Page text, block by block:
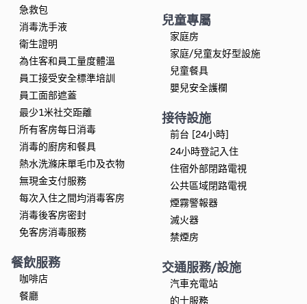
急救包
消毒洗手液
衛生證明
為住客和員工量度體溫
員工接受安全標準培訓
員工面部遮蓋
最少1米社交距離
所有客房每日消毒
消毒的廚房和餐具
熱水洗滌床單毛巾及衣物
無現金支付服務
每次入住之間均消毒客房
消毒後客房密封
免客房消毒服務
餐飲服務
咖啡店
餐廳
兒童專屬
家庭房
家庭/兒童友好型設施
兒童餐具
嬰兒安全護欄
接待設施
前台 [24小時]
24小時登記入住
住宿外部閉路電視
公共區域閉路電視
煙霧警報器
滅火器
禁煙房
交通服務/設施
汽車充電站
的士服務